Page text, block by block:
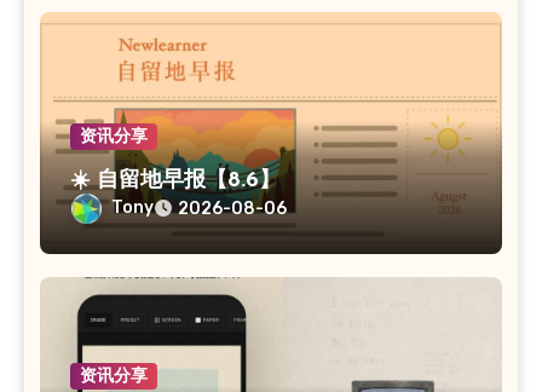
资讯分享
☀️ 自留地早报【8.6】
Tony 2026-08-06
资讯分享